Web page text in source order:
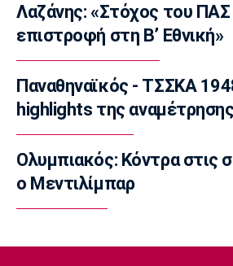
στο Κλουζ
23:16
Γ Εθνική
«Πακέτο» στον Απόλλωνα
23:05
οι Βοιωτοί επί των
22:50
Europa League
λάθος (hls)
Λαζάνης: «Στόχος του ΠΑΣ
επιστροφή στη Β’ Εθνική»
Παναθηναϊκός - ΤΣΣΚΑ
highlights της αναμέτρησης
Ολυμπιακός: Κόντρα στις
ο Μεντιλίμπαρ